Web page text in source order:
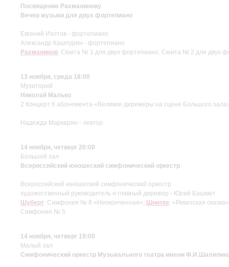
Посвящение Рахманинову
Вечер музыки для двух фортепиано
Евгений Изотов - фортепиано
Александр Кашпурин - фортепиано
Рахманинов: Сюита № 1 для двух фортепиано, Сюита № 2 для двух
13 ноября, среда 18:00
Музиторий
Николай Малько
2 Концерт 6 абонемента «Великие дирижёры на сцене Большого
Надежда Маркарян - лектор
14 ноября, четверг 20:00
Большой зал
Всероссийский юношеский симфонический оркестр
Всероссийский юношеский симфонический оркестр
художественный руководитель и главный дирижер - Юрий Башмет
Шуберт: Симфония № 8 «Неоконченная»; Шнитке: «Ревизская
Симфония № 5
14 ноября, четверг 19:00
Малый зал
Симфонический оркестр Музыкального театра имени